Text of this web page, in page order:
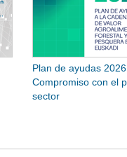
Plan de ayudas 2026.
Compromiso con el
sector